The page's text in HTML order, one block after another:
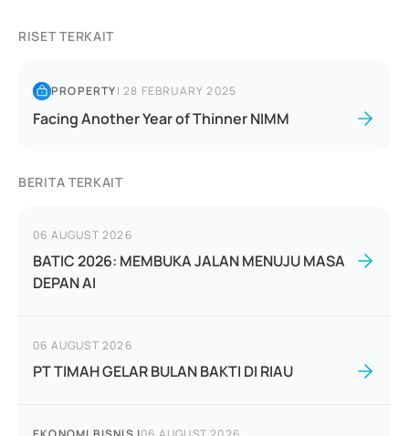
RISET TERKAIT
PROPERTY|28 FEBRUARY 2025
Facing Another Year of Thinner NIMM
BERITA TERKAIT
06 AUGUST 2026
BATIC 2026: MEMBUKA JALAN MENUJU MASA
DEPAN AI
06 AUGUST 2026
PT TIMAH GELAR BULAN BAKTI DI RIAU